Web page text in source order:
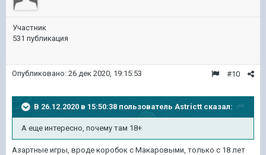
Участник
531 публикация
#10
Опубликовано: 26 дек 2020, 19:15:53
В 26.12.2020 в 15:50:38 пользователь Astrictt сказал:
А еще интересно, почему там 18+
Азартные игры, вроде коробок с Макаровыми, только с 18 лет